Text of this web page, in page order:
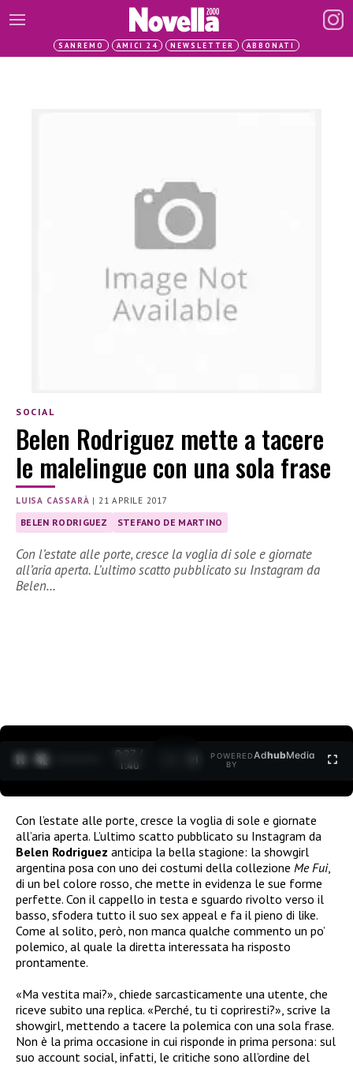
SANREMO AMICI 24 NEWSLETTER ABBONATI
SOCIAL
Belen Rodriguez mette a tacere
le malelingue con una sola frase
LUISA CASSARÀ | 21 APRILE 2017
BELEN RODRIGUEZ STEFANO DE MARTINO
Con l’estate alle porte, cresce la voglia di sole e giornate
all’aria aperta. L’ultimo scatto pubblicato su Instagram da
Belen…
0:27 /
1:40
POWERED
BY
AdhubMedia
Con l’estate alle porte, cresce la voglia di sole e giornate
all’aria aperta. L’ultimo scatto pubblicato su Instagram da
Belen Rodriguez anticipa la bella stagione: la showgirl
argentina posa con uno dei costumi della collezione Me Fui,
di un bel colore rosso, che mette in evidenza le sue forme
perfette. Con il cappello in testa e sguardo rivolto verso il
basso, sfodera tutto il suo sex appeal e fa il pieno di like.
Come al solito, però, non manca qualche commento un po’
polemico, al quale la diretta interessata ha risposto
prontamente.
«Ma vestita mai?», chiede sarcasticamente una utente, che
riceve subito una replica. «Perché, tu ti copriresti?», scrive la
showgirl, mettendo a tacere la polemica con una sola frase.
Non è la prima occasione in cui risponde in prima persona: sul
suo account social, infatti, le critiche sono all’ordine del